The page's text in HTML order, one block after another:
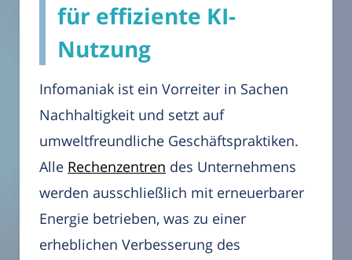
für effiziente KI-
Nutzung
Infomaniak ist ein Vorreiter in Sachen
Nachhaltigkeit und setzt auf
umweltfreundliche Geschäftspraktiken.
Alle Rechenzentren des Unternehmens
werden ausschließlich mit erneuerbarer
Energie betrieben, was zu einer
erheblichen Verbesserung des